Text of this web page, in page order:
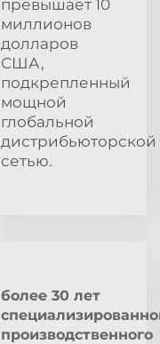
превышает 10
миллионов
долларов
США,
подкрепленный
мощной
глобальной
дистрибьюторской
сетью.
более 30 лет
производственного